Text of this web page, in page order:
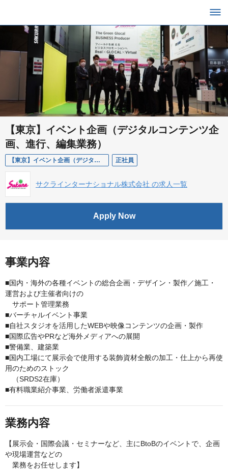
【東京】イベント企画（デジタルコンテンツ企
画、進行、編集業務）
【東京】イベント企画（デジタルコンテンツ企画、進行、編集業務） 正社員
サクラインターナショナル株式会社 の求人一覧
Apply Now
事業内容
■国内・海外の各種イベントの総合企画・デザイン・製作／施工・
運営および主催者向けの
サポート管理業務
■バーチャルイベント事業
■自社スタジオを活用したWEBや映像コンテンツの企画・製作
■国際広告やPRなど海外メディアへの展開
■警備業、建築業
■国内工場にて展示会で使用する装飾資材全般の加工・仕上から再使
用のためのストック
（SRDS2在庫）
■有料職業紹介事業、労働者派遣事業
業務内容
【展示会・国際会議・セミナーなど、主にBtoBのイベントで、企画
や現場運営などの
業務をお任せします】